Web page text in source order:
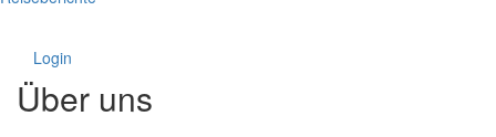
Login
Über uns